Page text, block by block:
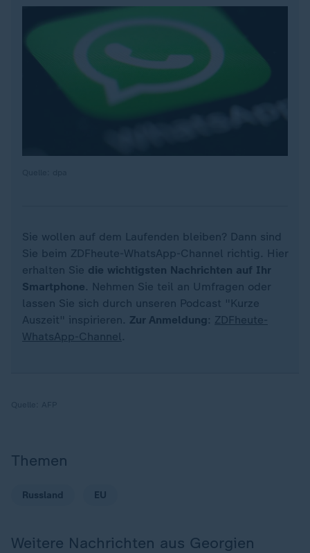
Sie wollen auf dem Laufenden bleiben? Dann sind
Sie beim ZDFheute-WhatsApp-Channel richtig. Hier
erhalten Sie die wichtigsten Nachrichten auf Ihr
Smartphone. Nehmen Sie teil an Umfragen oder
lassen Sie sich durch unseren Podcast "Kurze
Auszeit" inspirieren. Zur Anmeldung : ZDFheute-
WhatsApp-Channel.
Themen
Russland EU
Weitere Nachrichten aus Georgien